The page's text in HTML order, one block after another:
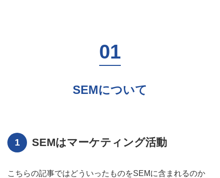
SEMについて
SEMはマーケティング活動
こちらの記事ではどういったものをSEMに含まれるのか